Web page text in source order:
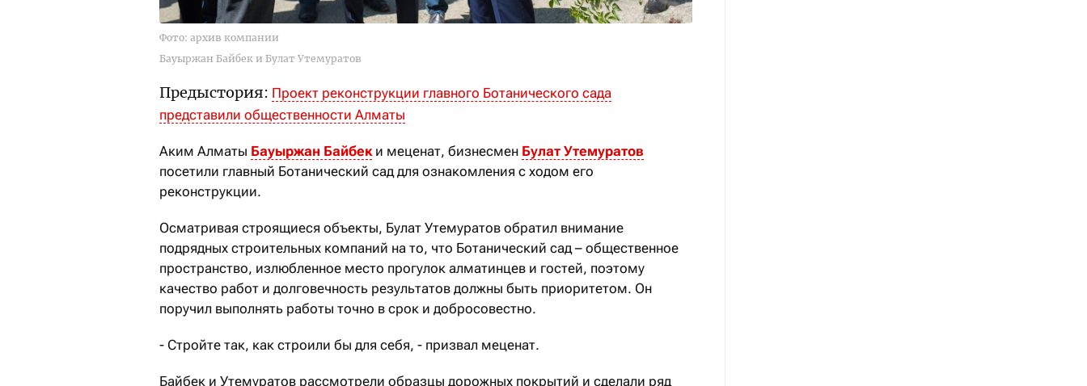
Фото: архив компании
Бауыржан Байбек и Булат Утемуратов
Предыстория: Проект реконструкции главного Ботанического сада
представили общественности Алматы
Аким Алматы Бауыржан Байбеки меценат, бизнесмен Булат Утемуратов
посетили главный Ботанический сад для ознакомления с ходом его
реконструкции.
Осматривая строящиеся объекты, Булат Утемуратов обратил внимание
подрядных строительных компаний на то, что Ботанический сад – общественное
пространство, излюбленное место прогулок алматинцев и гостей, поэтому
качество работ и долговечность результатов должны быть приоритетом. Он
поручил выполнять работы точно в срок и добросовестно.
- Стройте так, как строили бы для себя, - призвал меценат.
Байбек и Утемуратов рассмотрели образцы дорожных покрытий и сделали ряд